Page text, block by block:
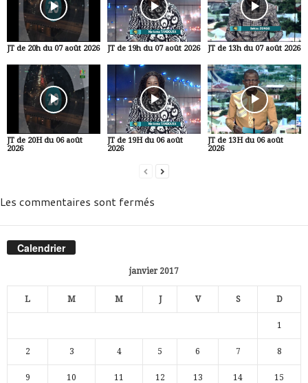
JT de 20h du 07 août 2026 JT de 19h du 07 août 2026 JT de 13h du 07 août 2026
JT de 20H du 06 août
2026
JT de 19H du 06 août
2026
JT de 13H du 06 août
2026
Les commentaires sont fermés
Calendrier
janvier 2017
L M M J V S D
1
2 3 4 5 6 7 8
9 10 11 12 13 14 15